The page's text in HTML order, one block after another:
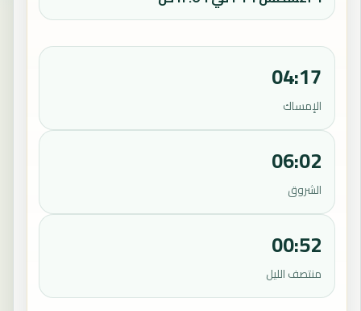
04:17
الإمساك
06:02
الشروق
00:52
منتصف الليل